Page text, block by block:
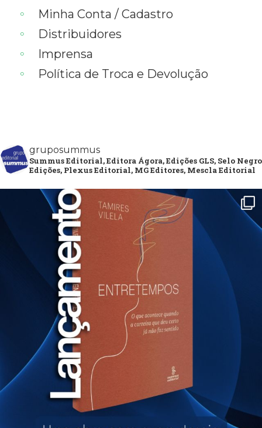
Minha Conta / Cadastro
Distribuidores
Imprensa
Política de Troca e Devolução
gruposummus
Summus Editorial, Editora Ágora, Edições GLS, Selo Negro
Edições, Plexus Editorial, MG Editores, Mescla Editorial